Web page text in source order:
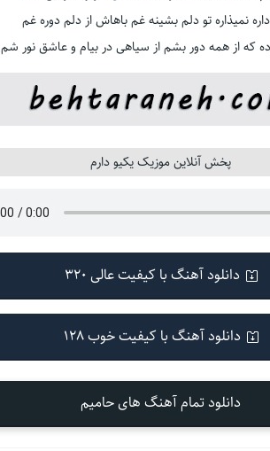
نمیذاره تو دلم بشینه غم باهاش از دلم دوره غم
که از همه دور بشم از سیاهی در بیام و عاشق نور شم
پخش آنلاین موزیک یکیو دارم
دانلود آهنگ با کیفیت عالی 320
دانلود آهنگ با کیفیت خوب 128
دانلود تمام آهنگ های حامیم